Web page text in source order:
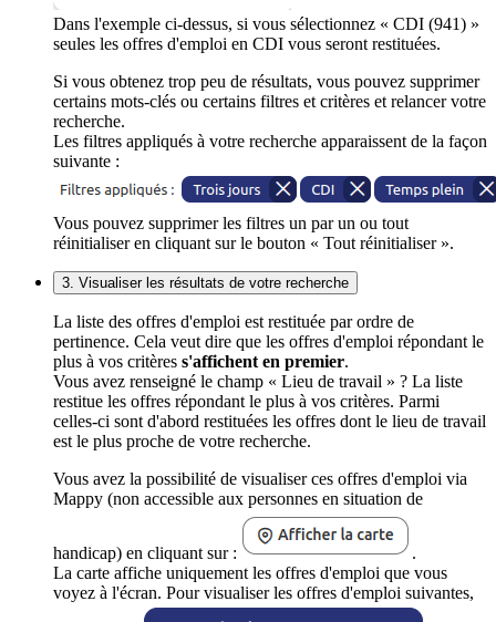
Dans l'exemple ci-dessus, si vous sélectionnez « CDI (941) »
seules les offres d'emploi en CDI vous seront restituées.
Si vous obtenez trop peu de résultats, vous pouvez supprimer
certains mots-clés ou certains filtres et critères et relancer votre
recherche.
Les filtres appliqués à votre recherche apparaissent de la façon
suivante :
Vous pouvez supprimer les filtres un par un ou tout
réinitialiser en cliquant sur le bouton « Tout réinitialiser ».
3. Visualiser les résultats de votre recherche
La liste des offres d'emploi est restituée par ordre de
pertinence. Cela veut dire que les offres d'emploi répondant le
plus à vos critères s'affichent en premier.
Vous avez renseigné le champ « Lieu de travail » ? La liste
restitue les offres répondant le plus à vos critères. Parmi
celles-ci sont d'abord restituées les offres dont le lieu de travail
est le plus proche de votre recherche.
Vous avez la possibilité de visualiser ces offres d'emploi via
Mappy (non accessible aux personnes en situation de
handicap) en cliquant sur :
.
La carte affiche uniquement les offres d'emploi que vous
voyez à l'écran. Pour visualiser les offres d'emploi suivantes,